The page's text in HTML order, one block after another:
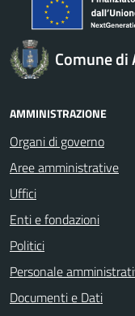
Comune di
AMMINISTRAZIONE
Organi di governo
Aree amministrative
Uffici
Enti e fondazioni
Politici
Personale
Documenti e Dati